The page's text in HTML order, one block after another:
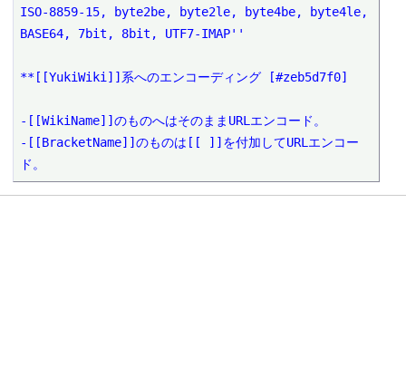
ISO-8859-15, byte2be, byte2le, byte4be, byte4le,
BASE64, 7bit, 8bit, UTF7-IMAP''
**[[YukiWiki]]系へのエンコーディング [#zeb5d7f0]
-[[WikiName]]のものへはそのままURLエンコード。
-[[BracketName]]のものは[[ ]]を付加してURLエンコー
ド。